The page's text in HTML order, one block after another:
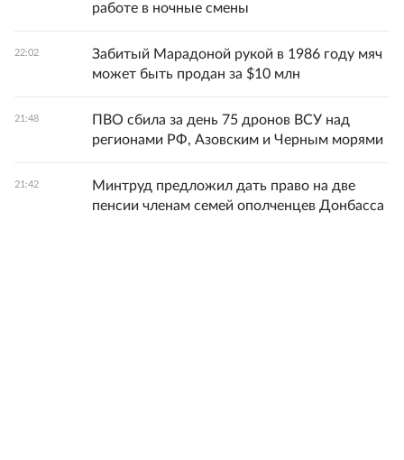
работе в ночные смены
22:02
Забитый Марадоной рукой в 1986 году мяч
может быть продан за $10 млн
21:48
ПВО сбила за день 75 дронов ВСУ над
регионами РФ, Азовским и Черным морями
21:42
Минтруд предложил дать право на две
пенсии членам семей ополченцев Донбасса